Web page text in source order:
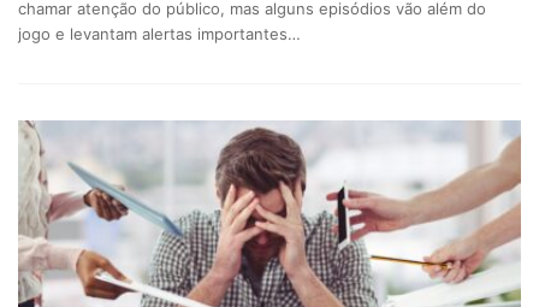
chamar atenção do público, mas alguns episódios vão além do
jogo e levantam alertas importantes…